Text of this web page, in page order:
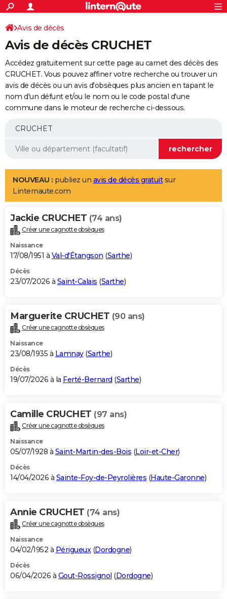
ACTUALITÉS
Politique
Société
Faits Divers
Education
Monde
Villes
+
SPORT
Coupe du monde 2026
Football
Tennis
Cyclisme
Rugby
Forum
Programme TV
TNT
Streaming
Cinéma
Sorties cinéma
Musique
+
FINANCE
Retraite
Epargne
Immobilier
Risques naturels par ville
Banque
Assurance
AUTO
Essais
Réserver un essai
Citadines
Berlines
SUV
Forum auto
+
Mobiles
Meilleur smartphone
Internet
Ordinateurs
Jeux vidéo
Guide high-tech
Aménagement intérieur
LIFESTYLE
Art de vivre
Bien-être
Loisirs
Mode
Modes de vie
Alimentation
Guide de la santé
Maladies
Médicaments
Sommeil
VOYAGE
Destinations
City break
Voyage nature
Voyage de noces
Forum
Climat
+PHOTO
GUIDES D'ACHAT
BONS PLANS
Carte de Noël
Carte Bonne année
Carte Saint-Valentin
Carte Pâques
Carte d'anniversaire
DICTIONNAIRE
Dictionnaire
Biographies
Citations
Expressions
Proverbes
PROGRAMME TV
S'inscrire
Se connecter
Lycées
Collèges
Primaires
Universités
Entreprises
Service militaire
Avis de recherche
AVIS DE DÉCÈS
Bricolage
Lifestyle
Culture
Sport
Auto
Television
Voyage
Cinema
Avis de décès
Avis de décès CRUCHET
Accédez gratuitement sur cette page au carnet des décès des
CRUCHET. Vous pouvez affiner votre recherche ou trouver un
avis de décès ou un avis d'obsèques plus ancien en tapant le
nom d'un défunt et/ou le nom ou le code postal d'une
commune dans le moteur de recherche ci-dessous.
NOUVEAU : publiez un avis de décès gratuitsur
Linternaute.com
Jackie CRUCHET (74 ans)
Créer une cagnotte obsèques
Naissance
17/08/1951 à Val-d'Étangson (Sarthe)
Décès
23/07/2026 à Saint-Calais (Sarthe)
Marguerite CRUCHET (90 ans)
Créer une cagnotte obsèques
Naissance
23/08/1935 à Lamnay(Sarthe)
Décès
19/07/2026 à la Ferté-Bernard (Sarthe)
Camille CRUCHET (97 ans)
Créer une cagnotte obsèques
Naissance
05/07/1928 à Saint-Martin-des-Bois (Loir-et-Cher)
Décès
14/04/2026 à Sainte-Foy-de-Peyrolières (Haute-Garonne)
Annie CRUCHET (74 ans)
Créer une cagnotte obsèques
Naissance
04/02/1952 à Périgueux (Dordogne)
Décès
06/04/2026 à Gout-Rossignol (Dordogne)